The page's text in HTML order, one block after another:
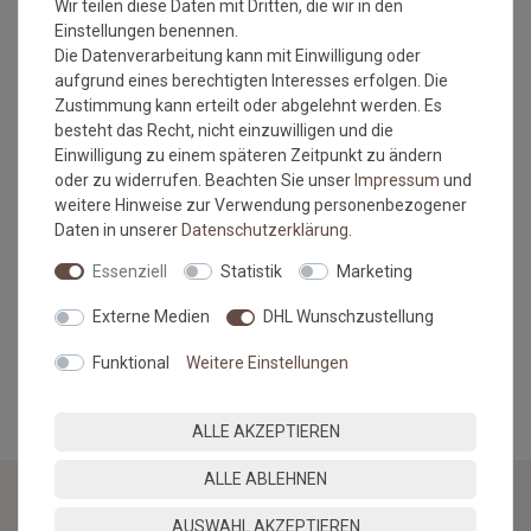
Es handelt sich hierbei um Rollenware, die nach Ihrem
Wunschmass zugeschnitten wird. Diese wird
ohne Umrandung geliefert und wird bei dem Produkt
auch nicht benötigt, da diese Matte schnittfest ist.
Flusenbildung am Anfang ist normal und kommt vom
Zuschnitt und stellt keinen Reklamationsgrund dar.
Maßtoleranzen von 1-3 % können auftreten und sind
völlig normal. Sonderanfertigungen im Wunschmaß
sind vom Umtausch/Rückgabe ausgeschlossen.
Original sind nicht auszuschließen. Wir empfehlen, sich
ein Muster anzufordern.
MEHR INFORMATIONEN ZUM EU VERANTWORTLICHEN »
Wir teilen diese Daten mit Dritten, die wir in den
Einstellungen benennen.
Die Datenverarbeitung kann mit Einwilligung oder
aufgrund eines berechtigten Interesses erfolgen. Die
Zustimmung kann erteilt oder abgelehnt werden. Es
besteht das Recht, nicht einzuwilligen und die
Einwilligung zu einem späteren Zeitpunkt zu ändern
oder zu widerrufen. Beachten Sie unserImpressum und
weitere Hinweise zur Verwendung personenbezogener
Daten in unsererDaten­schutz­erklärung
Essenziell Statistik Marketing
Externe Medien DHL Wunschzustellung
Funktional Weitere Einstellungen
ALLE AKZEPTIEREN
ALLE ABLEHNEN
AUSWAHL AKZEPTIEREN